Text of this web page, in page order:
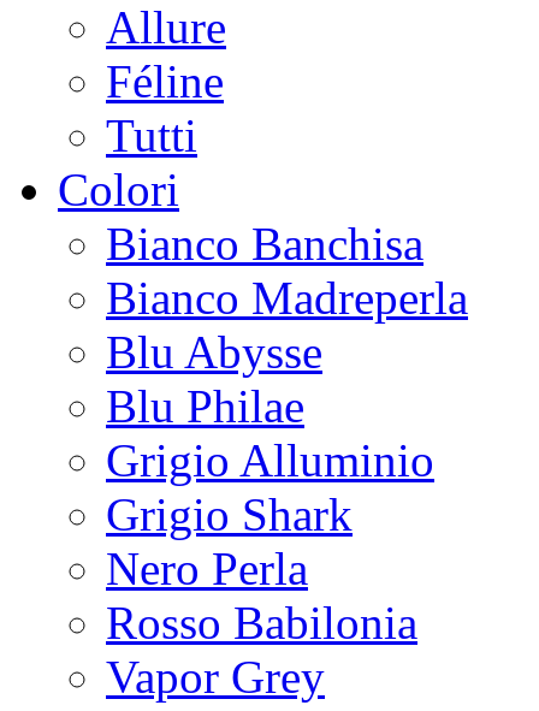
Allure
Féline
Tutti
Colori
Bianco Banchisa
Bianco Madreperla
Blu Abysse
Blu Philae
Grigio Alluminio
Grigio Shark
Nero Perla
Rosso Babilonia
Vapor Grey